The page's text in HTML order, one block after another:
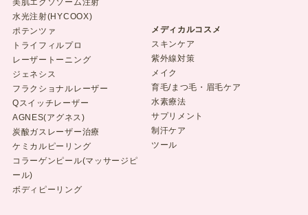
美肌エクソソーム注射
水光注射(HYCOOX)
ポテンツァ
トライフィルプロ
レーザートーニング
ジェネシス
フラクショナルレーザー
Qスイッチレーザー
AGNES(アグネス)
炭酸ガスレーザー治療
ケミカルピーリング
コラーゲンピール(マッサージピ
ール)
ボディピーリング
メディカルコスメ
スキンケア
紫外線対策
メイク
育毛/まつ毛・眉毛ケア
水素療法
サプリメント
制汗ケア
ツール